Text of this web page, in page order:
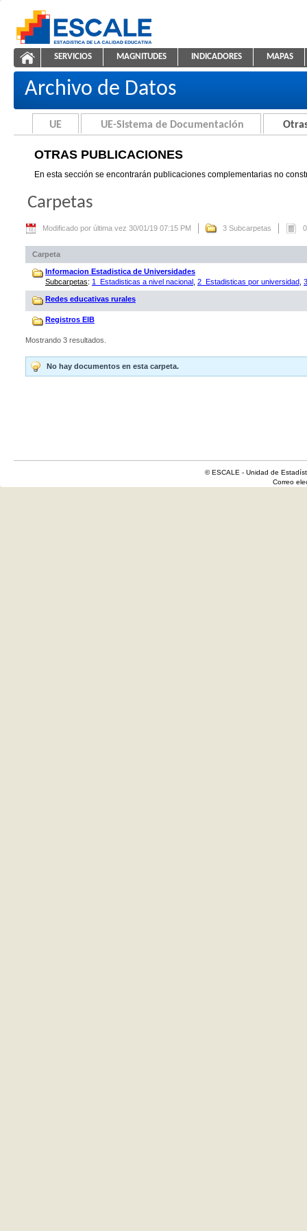
ESCALE - Unidad de Estadística Educativa
Otras Publicaciones
NAVEGACIÓN
SERVICIOS MAGNITUDES INDICADORES MAPAS
Archivo de Datos
UE UE-Sistema de Documentación
OTRAS PUBLICACIONES
En esta sección se encontrarán publicaciones complementarias no
Carpetas
Modificado por última vez 30/01/19 07:15 PM 3 Subcarpetas
Carpeta
Informacion Estadistica de Universidades
Subcarpetas: 1_Estadisticas a nivel nacional 2_Estadisticas por universidad
Redes educativas rurales
Registros EIB
Mostrando 3 resultados.
No hay documentos en esta carpeta.
© ESCALE - Unidad de
Correo